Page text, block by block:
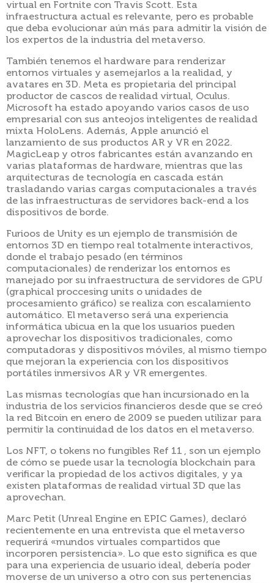
virtual en Fortnite con Travis Scott. Esta
infraestructura actual es relevante, pero es probable
que deba evolucionar aún más para admitir la visión de
los expertos de la industria del metaverso.
También tenemos el hardware para renderizar
entornos virtuales y asemejarlos a la realidad, y
avatares en 3D. Meta es propietaria del principal
productor de cascos de realidad virtual, Oculus.
Microsoft ha estado apoyando varios casos de uso
empresarial con sus anteojos inteligentes de realidad
mixta HoloLens. Además, Apple anunció el
lanzamiento de sus productos AR y VR en 2022.
MagicLeap y otros fabricantes están avanzando en
varias plataformas de hardware, mientras que las
arquitecturas de tecnología en cascada están
trasladando varias cargas computacionales a través
de las infraestructuras de servidores back-end a los
dispositivos de borde.
Furioos de Unity es un ejemplo de transmisión de
entornos 3D en tiempo real totalmente interactivos,
donde el trabajo pesado (en términos
computacionales) de renderizar los entornos es
manejado por su infraestructura de servidores de GPU
(graphical proccesing units o unidades de
procesamiento gráfico) se realiza con escalamiento
automático. El metaverso será una experiencia
informática ubicua en la que los usuarios pueden
aprovechar los dispositivos tradicionales, como
computadoras y dispositivos móviles, al mismo tiempo
que mejoran la experiencia con los dispositivos
portátiles inmersivos AR y VR emergentes.
Las mismas tecnologías que han incursionado en la
industria de los servicios financieros desde que se creó
la red Bitcoin en enero de 2009 se pueden utilizar para
permitir la continuidad de los datos en el metaverso.
Los NFT, o tokens no fungibles Ref 11 , son un ejemplo
de cómo se puede usar la tecnología blockchain para
verificar la propiedad de los activos digitales, y ya
existen plataformas de realidad virtual 3D que las
aprovechan.
Marc Petit (Unreal Engine en EPIC Games), declaró
recientemente en una entrevista que el metaverso
requerirá «mundos virtuales compartidos que
incorporen persistencia». Lo que esto significa es que
para una experiencia de usuario ideal, debería poder
moverse de un universo a otro con sus pertenencias